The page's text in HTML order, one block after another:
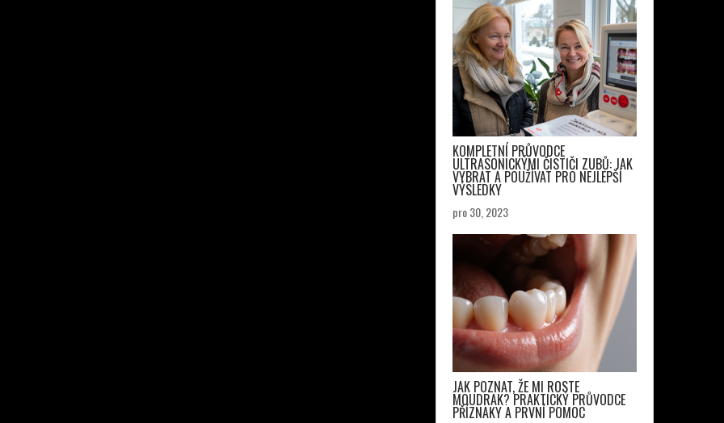
KOMPLETNÍ PRŮVODCE
ULTRASONICKÝMI ČISTIČI ZUBŮ: JAK
VYBRAT A POUŽÍVAT PRO NEJLEPŠÍ
VÝSLEDKY
pro 30, 2023
JAK POZNAT, ŽE MI ROSTE
MOUDRAK? PRAKTICKÝ PRŮVODCE
PŘÍZNAKY A PRVNÍ POMOC